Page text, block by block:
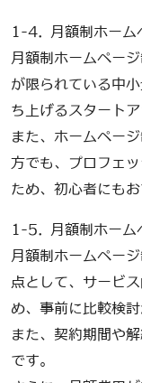
1-4. 月額制ホーム
月額制ホームペー
が限られている中
ち上げるスタート
また、ホームペー
方でも、プロフェ
ため、初心者にもお
1-5. 月額制ホーム
月額制ホームペー
点として、サービ
め、事前に比較検討
また、契約期間や
です。